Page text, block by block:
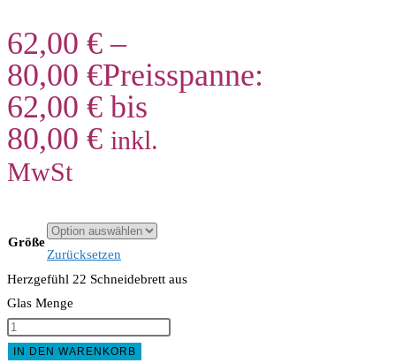
62,00 € –
80,00 €Preisspanne:
62,00 € bis
80,00 € inkl.
MwSt
Größe
Zurücksetzen
Herzgefühl 22 Schneidebrett aus
Glas Menge
IN DEN WARENKORB